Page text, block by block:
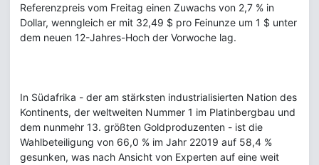
Referenzpreis vom Freitag einen Zuwachs von 2,7 % in
Dollar, wenngleich er mit 32,49 $ pro Feinunze um 1 $ unter
dem neuen 12-Jahres-Hoch der Vorwoche lag.
In Südafrika - der am stärksten industrialisierten Nation des
Kontinents, der weltweiten Nummer 1 im Platinbergbau und
dem nunmehr 13. größten Goldproduzenten - ist die
Wahlbeteiligung von 66,0 % im Jahr 22019 auf 58,4 %
gesunken, was nach Ansicht von Experten auf eine weit